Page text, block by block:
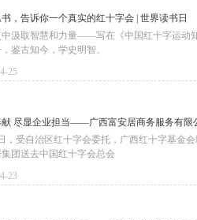
，告诉你一个真实的红十字会 | 世界读书日
中汲取智慧和力量——写在《中国红十字运动
鉴古知今，学史明智。
25
尽显企业担当——广西富安居商务服务有限
，受自治区红十字会委托，广西红十字基金
团送去中国红十字会总会
23